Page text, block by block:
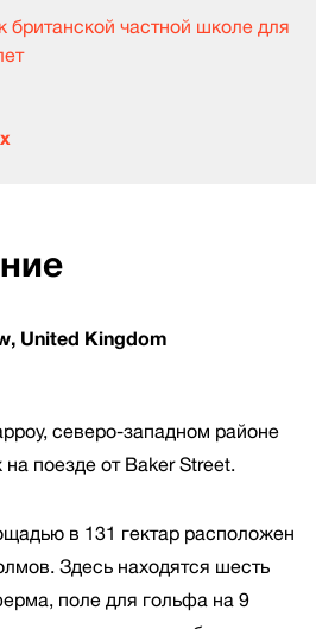
британской частной школе для
United Kingdom
северо-западном районе
поезде от Baker Street.
в 131 гектар расположен
Здесь находятся шесть
поле для гольфа на 9